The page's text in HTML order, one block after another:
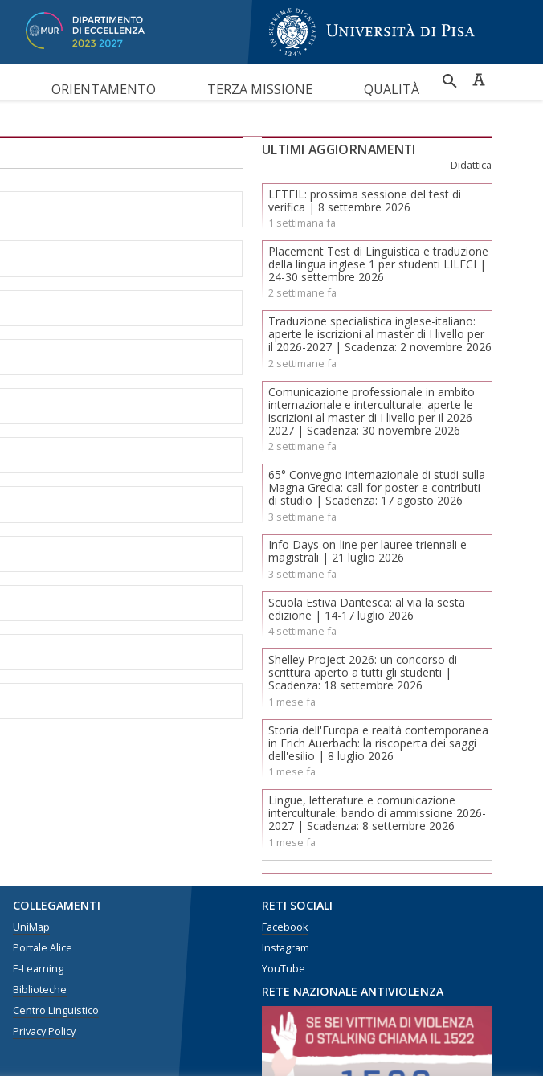
ORIENTAMENTO TERZA MISSIONE QUALITÀ
RICERCA
PER
ULTIMI AGGIORNAMENTI
Didattica
LETFIL: prossima sessione del test di
verifica | 8 settembre 2026
1 settimana fa
Placement Test di Linguistica e traduzione
della lingua inglese 1 per studenti LILECI |
24-30 settembre 2026
2 settimane fa
Traduzione specialistica inglese-italiano:
aperte le iscrizioni al master di I livello per
il 2026-2027 | Scadenza: 2 novembre 2026
2 settimane fa
Comunicazione professionale in ambito
internazionale e interculturale: aperte le
iscrizioni al master di I livello per il 2026-
2027 | Scadenza: 30 novembre 2026
2 settimane fa
65° Convegno internazionale di studi sulla
Magna Grecia: call for poster e contributi
di studio | Scadenza: 17 agosto 2026
3 settimane fa
Info Days on-line per lauree triennali e
magistrali | 21 luglio 2026
3 settimane fa
Scuola Estiva Dantesca: al via la sesta
edizione | 14-17 luglio 2026
4 settimane fa
Shelley Project 2026: un concorso di
scrittura aperto a tutti gli studenti |
Scadenza: 18 settembre 2026
1 mese fa
Storia dell'Europa e realtà contemporanea
in Erich Auerbach: la riscoperta dei saggi
dell'esilio | 8 luglio 2026
1 mese fa
Lingue, letterature e comunicazione
interculturale: bando di ammissione 2026-
2027 | Scadenza: 8 settembre 2026
1 mese fa
COLLEGAMENTI
UniMap
Portale Alice
E-Learning
Biblioteche
Centro Linguistico
Privacy Policy
RETI SOCIALI
Facebook
Instagram
YouTube
RETE NAZIONALE ANTIVIOLENZA